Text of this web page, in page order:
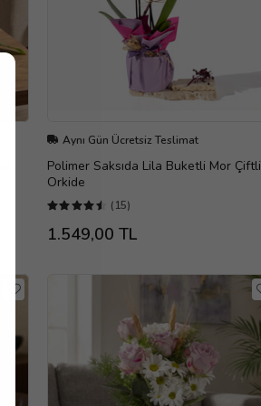
Aynı Gün Ücretsiz Teslimat
Polimer Saksıda Lila Buketli Mor Çiftli
Orkide
(15)
1.549,00 TL